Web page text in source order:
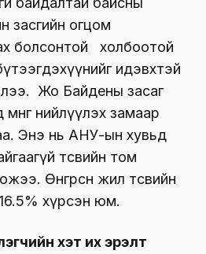
засгийн огцом
болсонтой холбоотой
идэвхтэй
Жо Байдены засаг
нийлүүлэх замаар
Энэ нь АНУ-ын хувьд
төсвийн том
Өнгөрсөн жил төсвийн
хүрсэн юм.
хэт их эрэлт